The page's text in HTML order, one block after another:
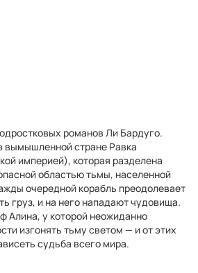
романов Ли Бардуго.
вымышленной стране Равка
империей), которая разделена
областью тьмы, населенной
очередной корабль преодолевает
груз, и на него нападают чудовища.
Алина, у которой неожиданно
изгонять тьму светом — и от этих
судьба всего мира.